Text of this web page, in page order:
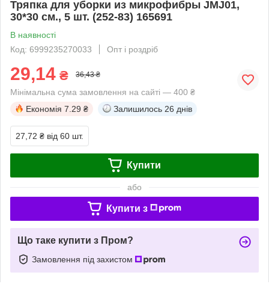
Тряпка для уборки из микрофибры JMJ01,
30*30 см., 5 шт. (252-83) 165691
В наявності
Код: 6999235270033
Опт і роздріб
29,14 ₴ 36,43 ₴
Мінімальна сума замовлення на сайті — 400 ₴
Економія 7.29 ₴ Залишилось 26 днів
27,72 ₴ від 60 шт.
Купити
або
Купити з
Що таке купити з Пром?
Замовлення під захистом